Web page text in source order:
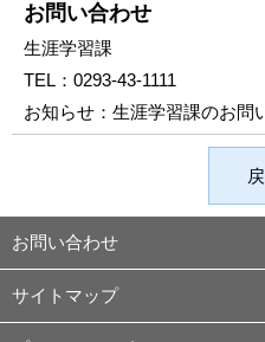
お問い合わせ
生涯学習課
TEL： 0293-43-1111
お知らせ： 生涯学習課のお問
お問い合わせ
サイトマップ